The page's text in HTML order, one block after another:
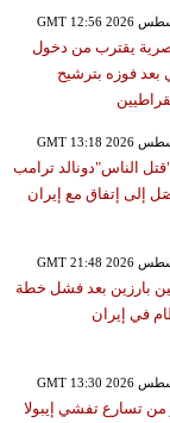
يقترب من دخول
بعد فوزه بترشيح
الناس"دونالد ترامب
إلى إتفاق مع إيران
بارزين بعد فشل خطة
في إيران
من تسارع تفشي إيبولا